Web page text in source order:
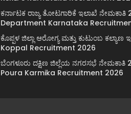
ಕರ್ನಾಟಕ ರಾಜ್ಯ ತೋಟಗಾರಿಕೆ ಇಲಾಖೆ
Department Karnataka
ಕೊಪ್ಪಳ ಜಿಲ್ಲಾ ಆರೋಗ್ಯ ಮತ್ತು ಕುಟುಂಬ
Koppal Recruitment 2026
ಬೆಂಗಳೂರು ದಕ್ಷಿಣ ಜಿಲ್ಲೆಯ ನಗರಸಭೆ ನೇಮಕಾತಿ
Poura Karmika Recruitment 2026